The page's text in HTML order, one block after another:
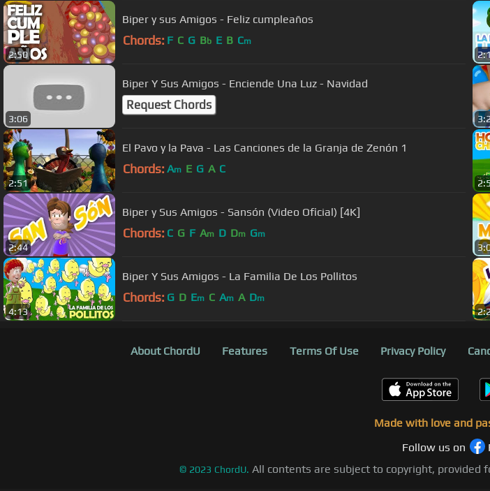
2:50
Biper y sus Amigos - Feliz cumpleaños
Chords: F C G Bb E B Cm
3:06
Biper Y Sus Amigos - Enciende Una Luz - Navidad
Request Chords
2:51
El Pavo y la Pava - Las Canciones de la Granja de Zenón 1
Chords: Am E G A C
2:44
Biper y Sus Amigos - Sansón (Video Oficial) [4K]
Chords: C G F Am D Dm Gm
4:13
Biper Y Sus Amigos - La Familia De Los Pollitos
Chords: G D Em C Am A Dm
About ChordU Features Terms Of Use Privacy Policy
Made with love and
Follow us on
© 2023 ChordU. All contents are subject to copyright, provided